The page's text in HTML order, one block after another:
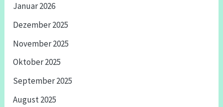
Januar 2026
Dezember 2025
November 2025
Oktober 2025
September 2025
August 2025